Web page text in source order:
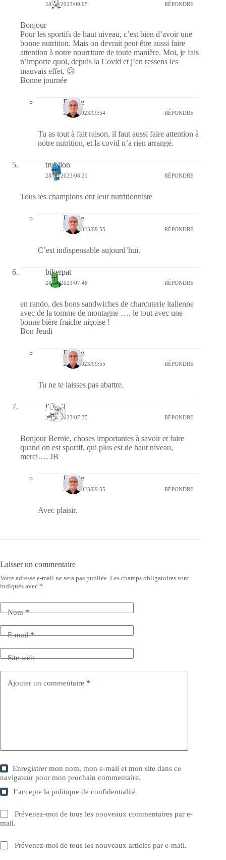
28/09/2023/09:05 RÉPONDRE
Bonjour
Pour les sportifs de haut niveau, c’est bien d’avoir une
bonne nutrition. Mais on devrait peut être aussi faire
attention à notre nourriture de toute manière. Moi, je fais
n’importe quoi, depuis la Covid et j’en ressens les
mauvais effet. 😕
Bonne journée
Bernie
28/09/2023/09:54 RÉPONDRE
Tu as tout à fait raison, il faut aussi faire attention à
notre nutrition, et la covid n’a rien arrangé.
trublion
28/09/2023/08:21 RÉPONDRE
Tous les champions ont leur nutritionniste
Bernie
28/09/2023/09:55 RÉPONDRE
C’est indispensable aujourd’hui.
bikerpat
28/09/2023/07:48 RÉPONDRE
en rando, des bons sandwiches de charcuterie italienne
avec de la tomme de montagne …. le tout avec une
bonne bière fraiche niçoise !
Bon Jeudi
Bernie
28/09/2023/09:55 RÉPONDRE
Tu ne te laisses pas abattre.
jill bill
28/09/2023/07:35 RÉPONDRE
Bonjour Bernie, choses importantes à savoir et faire
quand on est sportif, qui plus est de haut niveau,
merci…. JB
Bernie
28/09/2023/09:55 RÉPONDRE
Avec plaisir.
Laisser un commentaire
Votre adresse e-mail ne sera pas publiée. Les champs obligatoires sont
indiqués avec *
Nom*
E-mail*
Site web
Ajouter un commentaire *
Enregistrer mon nom, mon e-mail et mon site dans ce
navigateur pour mon prochain commentaire.
J’accepte lapolitique de confidentialité
Prévenez-moi de tous les nouveaux commentaires par e-
mail.
Prévenez-moi de tous les nouveaux articles par e-mail.